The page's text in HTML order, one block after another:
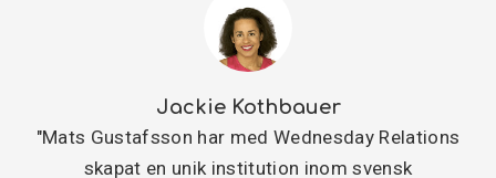
Jackie Kothbauer
"Mats Gustafsson har med Wednesday Relations
skapat en unik institution inom svensk